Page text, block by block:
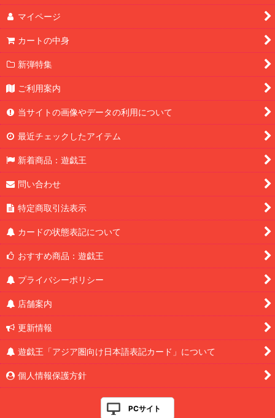
マイページ
カートの中身
新弾特集
ご利用案内
当サイトの画像やデータの利用について
最近チェックしたアイテム
新着商品：遊戯王
問い合わせ
特定商取引法表示
カードの状態表記について
おすすめ商品：遊戯王
プライバシーポリシー
店舗案内
更新情報
遊戯王「アジア圏向け日本語表記カード」について
個人情報保護方針
PCサイト